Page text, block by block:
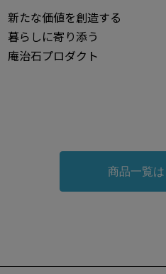
新たな価値を創造する
暮らしに寄り添う
庵治石プロダクト
商品一覧